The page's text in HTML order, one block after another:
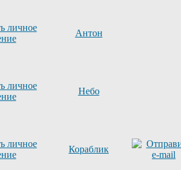
Антон
Небо
Кораблик